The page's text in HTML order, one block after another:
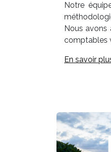
Notre
Nous avons
comptables
En savoir